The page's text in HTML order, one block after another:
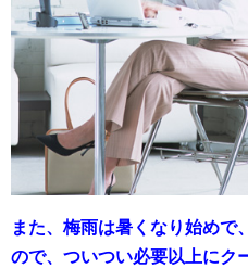
また、梅雨は暑くなり始めで
ので、ついつい必要以上にク